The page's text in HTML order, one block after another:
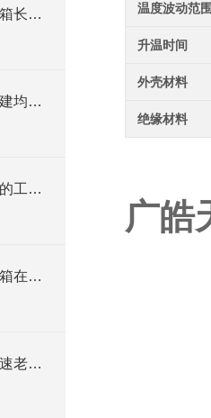
可靠性与可维护性：高温烤箱长期稳定运行的支撑
从腔体设计到热风循环：构建均匀的工作空间
高温精密烤箱：温度稳定性的工程实现
保障塑料健康安全：高温烤箱在有毒物质释放检测中的核心价值
冲破高温壁垒：公司高温加速老化箱新品盛大发布，重塑老化测试高温新格局
温度波动范
升温时间
外壳材料
绝缘材料
广皓